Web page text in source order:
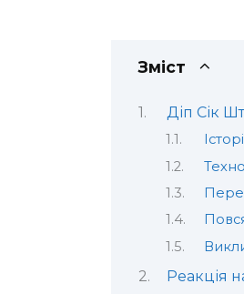
Зміст
Діп Сік
Реакція